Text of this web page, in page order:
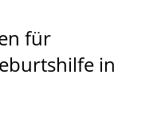
für
in